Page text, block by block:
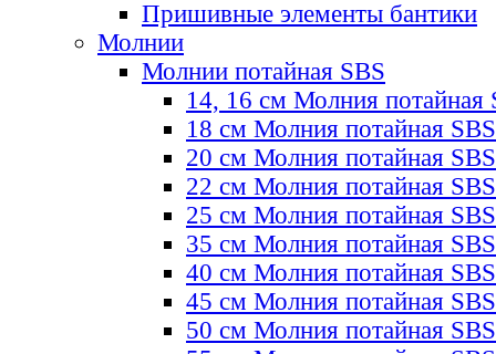
Пришивные элементы бантики
Молнии
Молнии потайная SBS
14, 16 см Молния потайная
18 см Молния потайная SBS
20 см Молния потайная SBS
22 см Молния потайная SBS
25 см Молния потайная SBS
35 см Молния потайная SBS
40 см Молния потайная SBS
45 см Молния потайная SBS
50 см Молния потайная SBS